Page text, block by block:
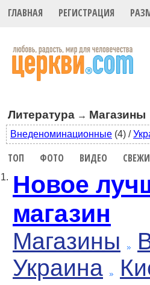
ГЛАВНАЯ РЕГИСТРАЦИЯ
Литература → Магазины
Внеденоминационные (4) /
ТОП ФОТО ВИДЕО
1. Новое
магазин
Магазины
Украина